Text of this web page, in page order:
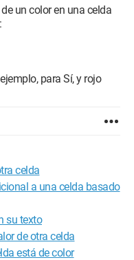
un color en una celda
para Sí, y rojo
celda
a una celda basado
su texto
de otra celda
está de color